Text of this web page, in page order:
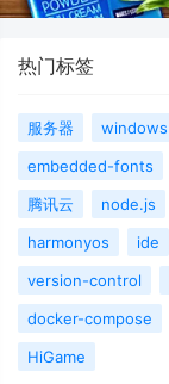
热门标签
服务器 windows
embedded-fonts
腾讯云
node.js
harmonyos
ide
version-control
docker-compose
HiGame